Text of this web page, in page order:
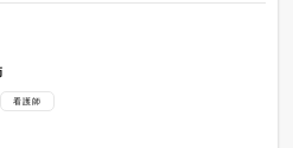
看護師